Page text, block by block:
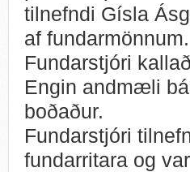
tilnefndi Gísla
af fundarmönnum.
Fundarstjóri
Engin andmæli
boðaður.
Fundarstjóri
fundarritara og